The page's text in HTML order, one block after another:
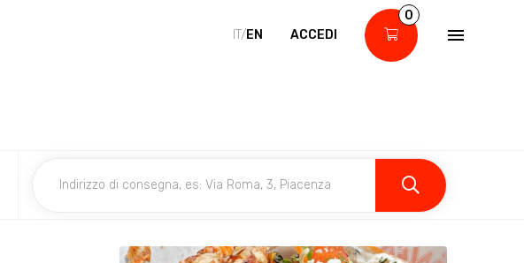
IT/EN ACCEDI
0